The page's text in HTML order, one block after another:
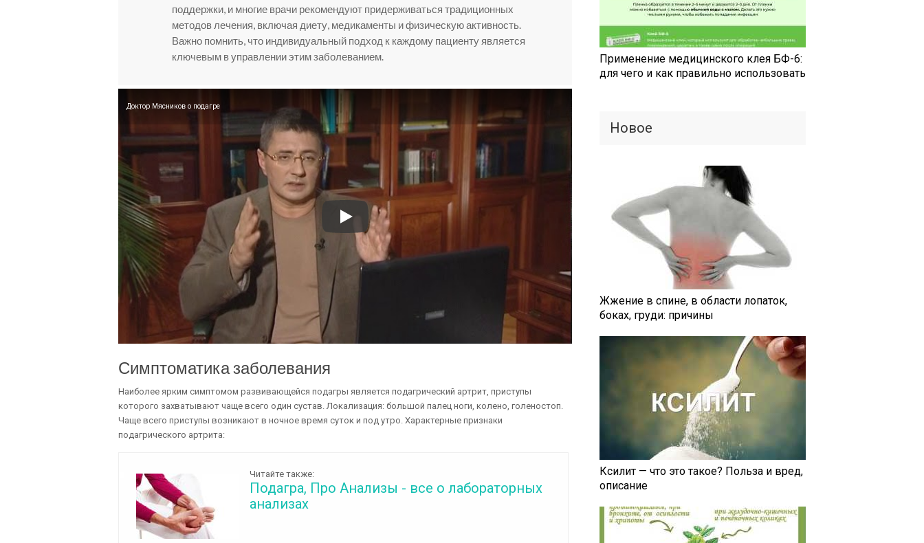
поддержки, и многие врачи рекомендуют придерживаться традиционных
методов лечения, включая диету, медикаменты и физическую активность.
Важно помнить, что индивидуальный подход к каждому пациенту является
ключевым в управлении этим заболеванием.
Доктор Мясников о подагре
Симптоматика заболевания
Наиболее ярким симптомом развивающейся подагры является подагрический артрит, приступы
которого захватывают чаще всего один сустав. Локализация: большой палец ноги, колено, голеностоп.
Чаще всего приступы возникают в ночное время суток и под утро. Характерные признаки
подагрического артрита:
Читайте также:
Подагра, Про Анализы - все о лабораторных
анализах
Применение медицинского клея БФ-6:
для чего и как правильно использовать
Новое
Жжение в спине, в области лопаток,
боках, груди: причины
Ксилит — что это такое? Польза и вред,
описание